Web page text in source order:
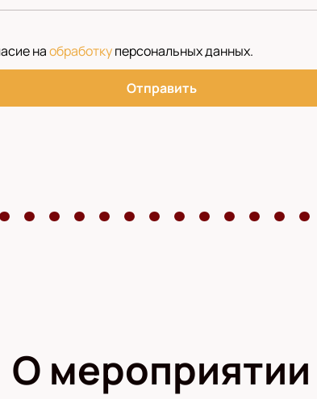
наобработкуперсональных данных.
Отправить
О мероприятии